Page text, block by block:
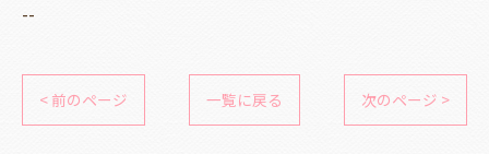
--
< 前のページ 一覧に戻る 次のページ >